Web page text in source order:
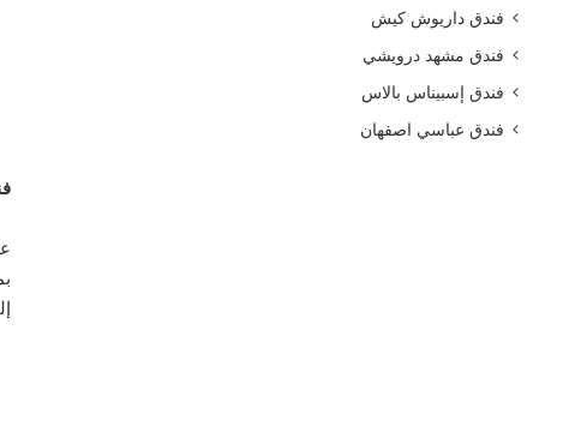
فندق داريوش كيش
فندق مشهد درويشي
فندق إسبيناس بالاس
فندق عباسي اصفهان